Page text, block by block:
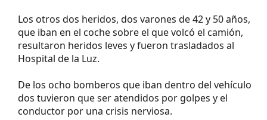
Los otros dos heridos, dos varones de 42 y 50 años,
que iban en el coche sobre el que volcó el camión,
resultaron heridos leves y fueron trasladados al
Hospital de la Luz.
De los ocho bomberos que iban dentro del vehículo
dos tuvieron que ser atendidos por golpes y el
conductor por una crisis nerviosa.